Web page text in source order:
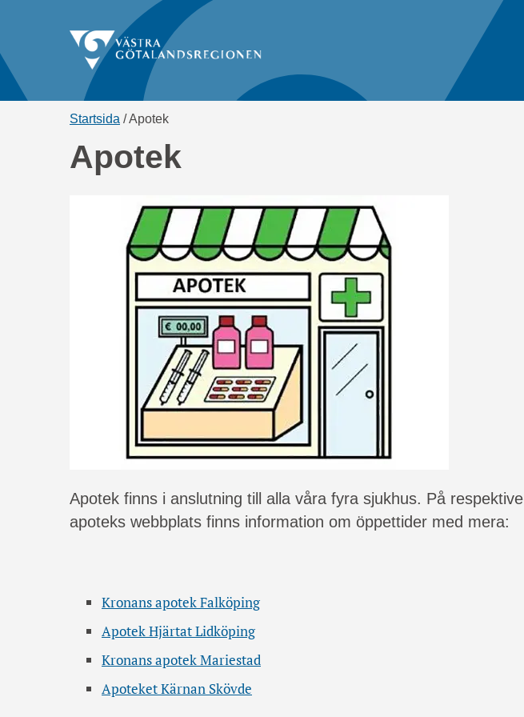
Länkstig,
är
Startsida Apotek
Apotek
Apotek finns i anslutning till alla våra fyra sjukhus. På respektive
apoteks webbplats finns information om öppettider med mera:
Kronans apotek Falköping
Apotek Hjärtat Lidköping
Kronans apotek Mariestad
Apoteket Kärnan Skövde